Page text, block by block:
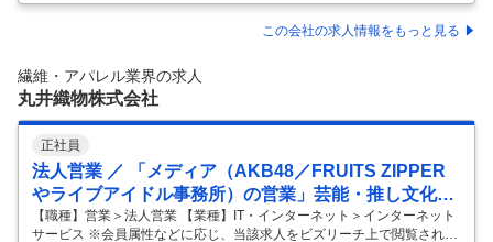
容： ・カーテンやロールスクリーン等の生地を機械に通して防炎、遮
光、撥水、消臭、遮熱、抗菌といった特殊な機能性を付与させる加工を
■働き方： ・2交替制ですが、深夜帯シフトがないため、昼夜逆転しにく
く、身体にやさしい働き方ができます。 ・フォークリフト運転免許の取
得…
この会社の求人情報をもっと見る
繊維・アパレル業界の求人
丸井織物株式会社
正社員
法人営業 ／ 「メディア（AKB48／FRUITS ZIPPER
やライブアイドル事務所）の営業」芸能・推し文化を
仕事に／エンタメの最前線で活躍する営業職
【職種】営業＞法人営業 【業種】IT・インターネット＞インターネット
サービス ※会員属性などに応じ、当該求人をビズリーチ上で閲覧された